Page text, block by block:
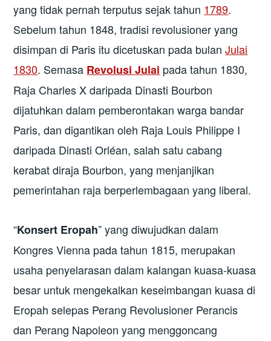
yang tidak pernah terputus sejak tahun 1789.
Sebelum tahun 1848, tradisi revolusioner yang
disimpan di Paris itu dicetuskan pada bulanJulai
1830. Semasa Revolusi Julai pada tahun 1830,
Raja Charles X daripada Dinasti Bourbon
dijatuhkan dalam pemberontakan warga bandar
Paris, dan digantikan oleh Raja Louis Philippe I
daripada Dinasti Orléan, salah satu cabang
kerabat diraja Bourbon, yang menjanjikan
pemerintahan raja berperlembagaan yang liberal.
“Konsert Eropah” yang diwujudkan dalam
Kongres Vienna pada tahun 1815, merupakan
usaha penyelarasan dalam kalangan kuasa-kuasa
besar untuk mengekalkan keseimbangan kuasa di
Eropah selepas Perang Revolusioner Perancis
dan Perang Napoleon yang menggoncang